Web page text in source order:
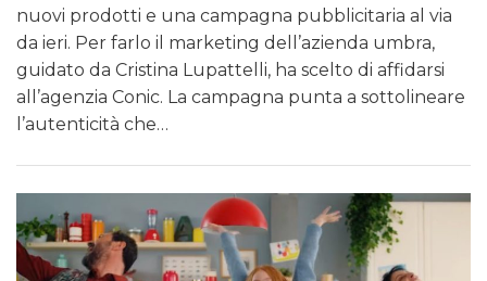
nuovi prodotti e una campagna pubblicitaria al via
da ieri. Per farlo il marketing dell’azienda umbra,
guidato da Cristina Lupattelli, ha scelto di affidarsi
all’agenzia Conic. La campagna punta a sottolineare
l’autenticità che…